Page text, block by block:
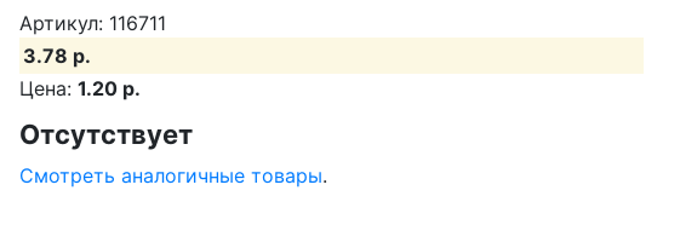
Артикул: 116711
3.78 р.
Цена: 1.20 р.
Отсутствует
Смотреть аналогичные товары.